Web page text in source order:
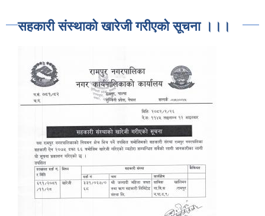
सहकारी संस्थाको खारेजी गरीएको सूचना ।।।